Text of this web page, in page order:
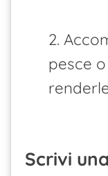
2.
pesce
Scrivi